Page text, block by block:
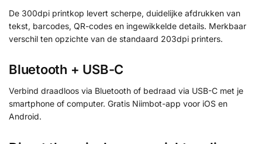
De 300dpi printkop levert scherpe, duidelijke afdrukken van
tekst, barcodes, QR-codes en ingewikkelde details. Merkbaar
verschil ten opzichte van de standaard 203dpi printers.
Bluetooth + USB-C
Verbind draadloos via Bluetooth of bedraad via USB-C met je
smartphone of computer. Gratis Niimbot-app voor iOS en
Android.